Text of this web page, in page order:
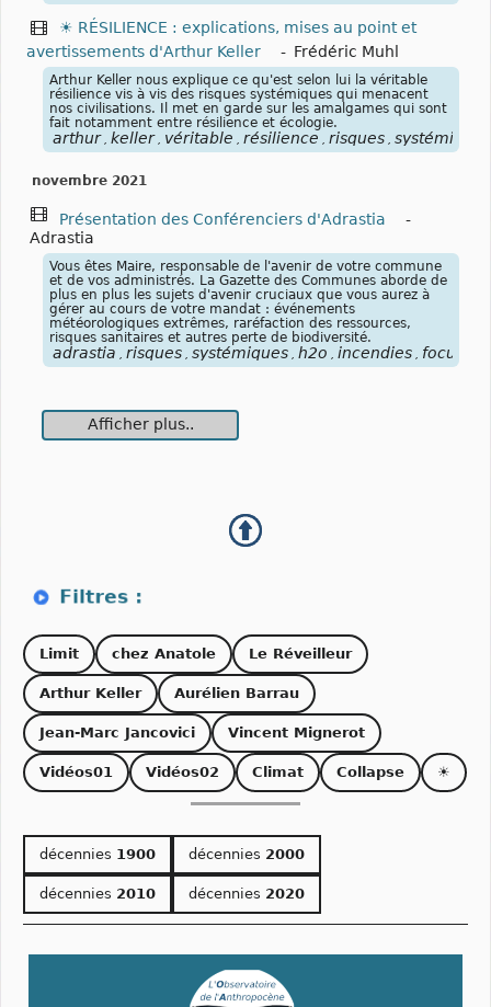
☀ RÉSILIENCE : explications, mises au point et
avertissements d'Arthur Keller
- Frédéric Muhl
Arthur Keller nous explique ce qu'est selon lui la véritable
résilience vis à vis des risques systémiques qui menacent
nos civilisations. Il met en garde sur les amalgames qui sont
fait notamment entre résilience et écologie.
arthur keller véritable résilience risques systémiques
novembre 2021
Présentation des Conférenciers d'Adrastia
-
Adrastia
Vous êtes Maire, responsable de l'avenir de votre commune
et de vos administrés. La Gazette des Communes aborde de
plus en plus les sujets d'avenir cruciaux que vous aurez à
gérer au cours de votre mandat : événements
météorologiques extrêmes, raréfaction des ressources,
risques sanitaires et autres perte de biodiversité.
adrastia risques systémiques h2o incendies
Afficher plus..
Limit chez Anatole Le Réveilleur
Arthur Keller Aurélien Barrau
Jean-Marc Jancovici Vincent Mignerot
Vidéos01 Vidéos02 Climat Collapse ☀
décennies 1900 décennies 2000
décennies 2010 décennies 2020